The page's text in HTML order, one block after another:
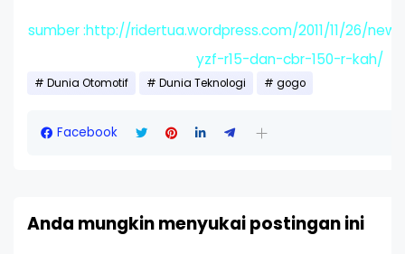
sumber :http://ridertua.wordpress.com/2011/11/26/
yzf-r15-dan-cbr-150-r-kah/
Dunia Otomotif Dunia Teknologi gogo
Facebook
Anda mungkin menyukai postingan ini